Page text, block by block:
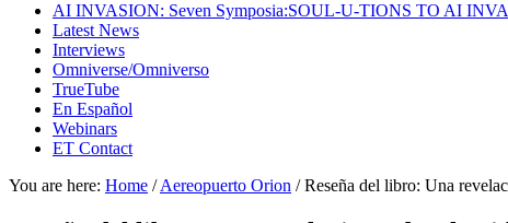
AI INVASION: Seven Symposia:SOUL-U-TIONS TO AI
Latest News
Interviews
Omniverse/Omniverso
TrueTube
En Español
Webinars
ET Contact
You are here: Home / Aereopuerto Orion /Reseña del libro: Una